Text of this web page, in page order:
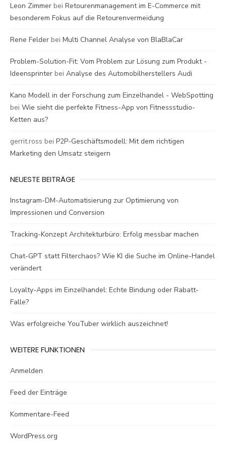
Leon Zimmer bei Retourenmanagement im E-Commerce mit
besonderem Fokus auf die Retourenvermeidung
Rene Felder bei Multi Channel Analyse von BlaBlaCar
Problem-Solution-Fit: Vom Problem zur Lösung zum Produkt -
Ideensprinter bei Analyse des Automobilherstellers Audi
Kano Modell in der Forschung zum Einzelhandel - WebSpotting
bei Wie sieht die perfekte Fitness-App von Fitnessstudio-
Ketten aus?
gerrit.ross bei P2P-Geschäftsmodell: Mit dem richtigen
Marketing den Umsatz steigern
NEUESTE BEITRÄGE
Instagram-DM-Automatisierung zur Optimierung von
Impressionen und Conversion
Tracking-Konzept Architekturbüro: Erfolg messbar machen
Chat-GPT statt Filterchaos? Wie KI die Suche im Online-Handel
verändert
Loyalty-Apps im Einzelhandel: Echte Bindung oder Rabatt-
Falle?
Was erfolgreiche YouTuber wirklich auszeichnet!
WEITERE FUNKTIONEN
Anmelden
Feed der Einträge
Kommentare-Feed
WordPress.org